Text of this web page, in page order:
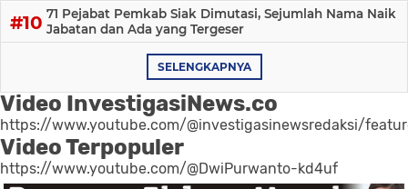
71 Pejabat Pemkab Siak Dimutasi, Sejumlah Nama Naik
Jabatan dan Ada yang Tergeser
SELENGKAPNYA
Video InvestigasiNews.co
https://www.youtube.com/@investigasinewsredaksi/
Video Terpopuler
https://www.youtube.com/@DwiPurwanto-kd4uf